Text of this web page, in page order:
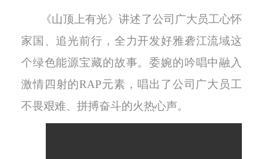
《山顶上有光》讲述了公司广大员工心怀
家国、追光前行，全力开发好雅砻江流域这
个绿色能源宝藏的故事。委婉的吟唱中融入
激情四射的RAP元素，唱出了公司广大员工
不畏艰难、拼搏奋斗的火热心声。